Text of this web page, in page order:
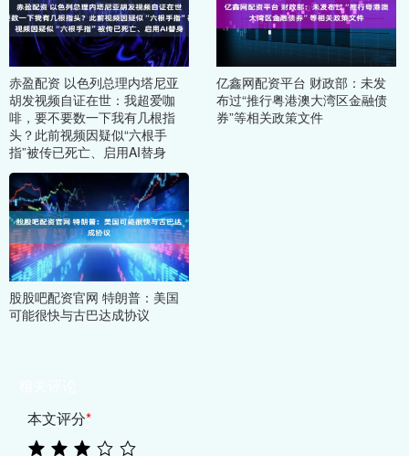
赤盈配资 以色列总理内塔尼亚
胡发视频自证在世：我超爱咖
啡，要不要数一下我有几根指
头？此前视频因疑似“六根手
指”被传已死亡、启用AI替身
亿鑫网配资平台 财政部：未发
布过“推行粤港澳大湾区金融债
券”等相关政策文件
股股吧配资官网 特朗普：美国
可能很快与古巴达成协议
本文评分*